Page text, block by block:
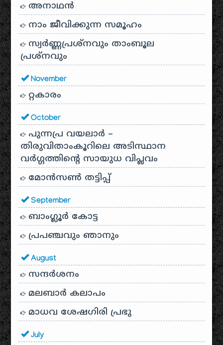
അനാഥന്‍
നാം ജീവിക്കുന്ന സമൂഹം
സ്വര്‍ണ്ണപ്രശ്‌നവും താംബൂല
പ്രശ്‌നവും
November
റ്റകാരം
October
പുന്നപ്ര വയലാർ –
തിരുവിതാംകൂറിലെ അടിസ്ഥാന
വർഗ്ഗത്തിന്റെ സായുധ വിപ്ലവം
മോൻസൺ തട്ടിപ്പ്
September
ബാംഗ്ലൂർ കോട്ട
പ്രപഞ്ചവും ഞാനും
August
സന്ദര്‍ശനം
മലബാർ കലാപം
മാധവ ശേഷഗിരി പ്രഭു
July